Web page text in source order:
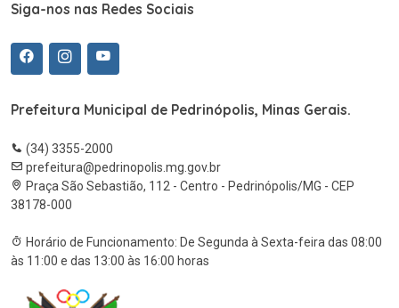
Siga-nos nas Redes Sociais
Prefeitura Municipal de Pedrinópolis, Minas Gerais.
(34) 3355-2000
prefeitura@pedrinopolis.mg.gov.br
Praça São Sebastião, 112 - Centro - Pedrinópolis/MG - CEP
38178-000
Horário de Funcionamento: De Segunda à Sexta-feira das 08:00
às 11:00 e das 13:00 às 16:00 horas